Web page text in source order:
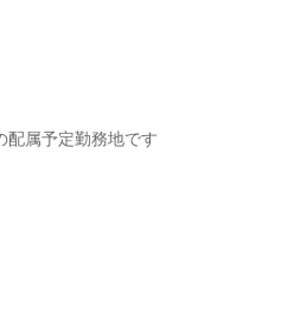
属予定勤務地です